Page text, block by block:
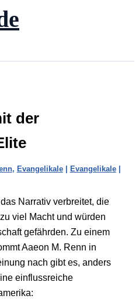
der
, Evangelikale| Evangelikale|
Narrativ verbreitet, die
viel Macht und würden
gefährden. Zu einem
Aaeon M. Renn in
nach gibt es, anders
einflussreiche